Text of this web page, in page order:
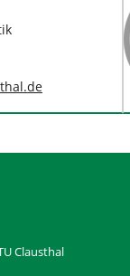
.de
Clausthal